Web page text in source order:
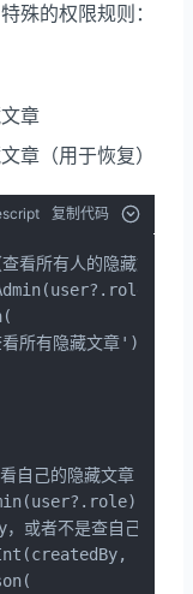
殊的权限规则：
章
章（用于恢复）
复制代码
所有人的隐藏文章）
{
所有隐藏文章'),
自己的隐藏文章
{
或者不是查自己的文
10)